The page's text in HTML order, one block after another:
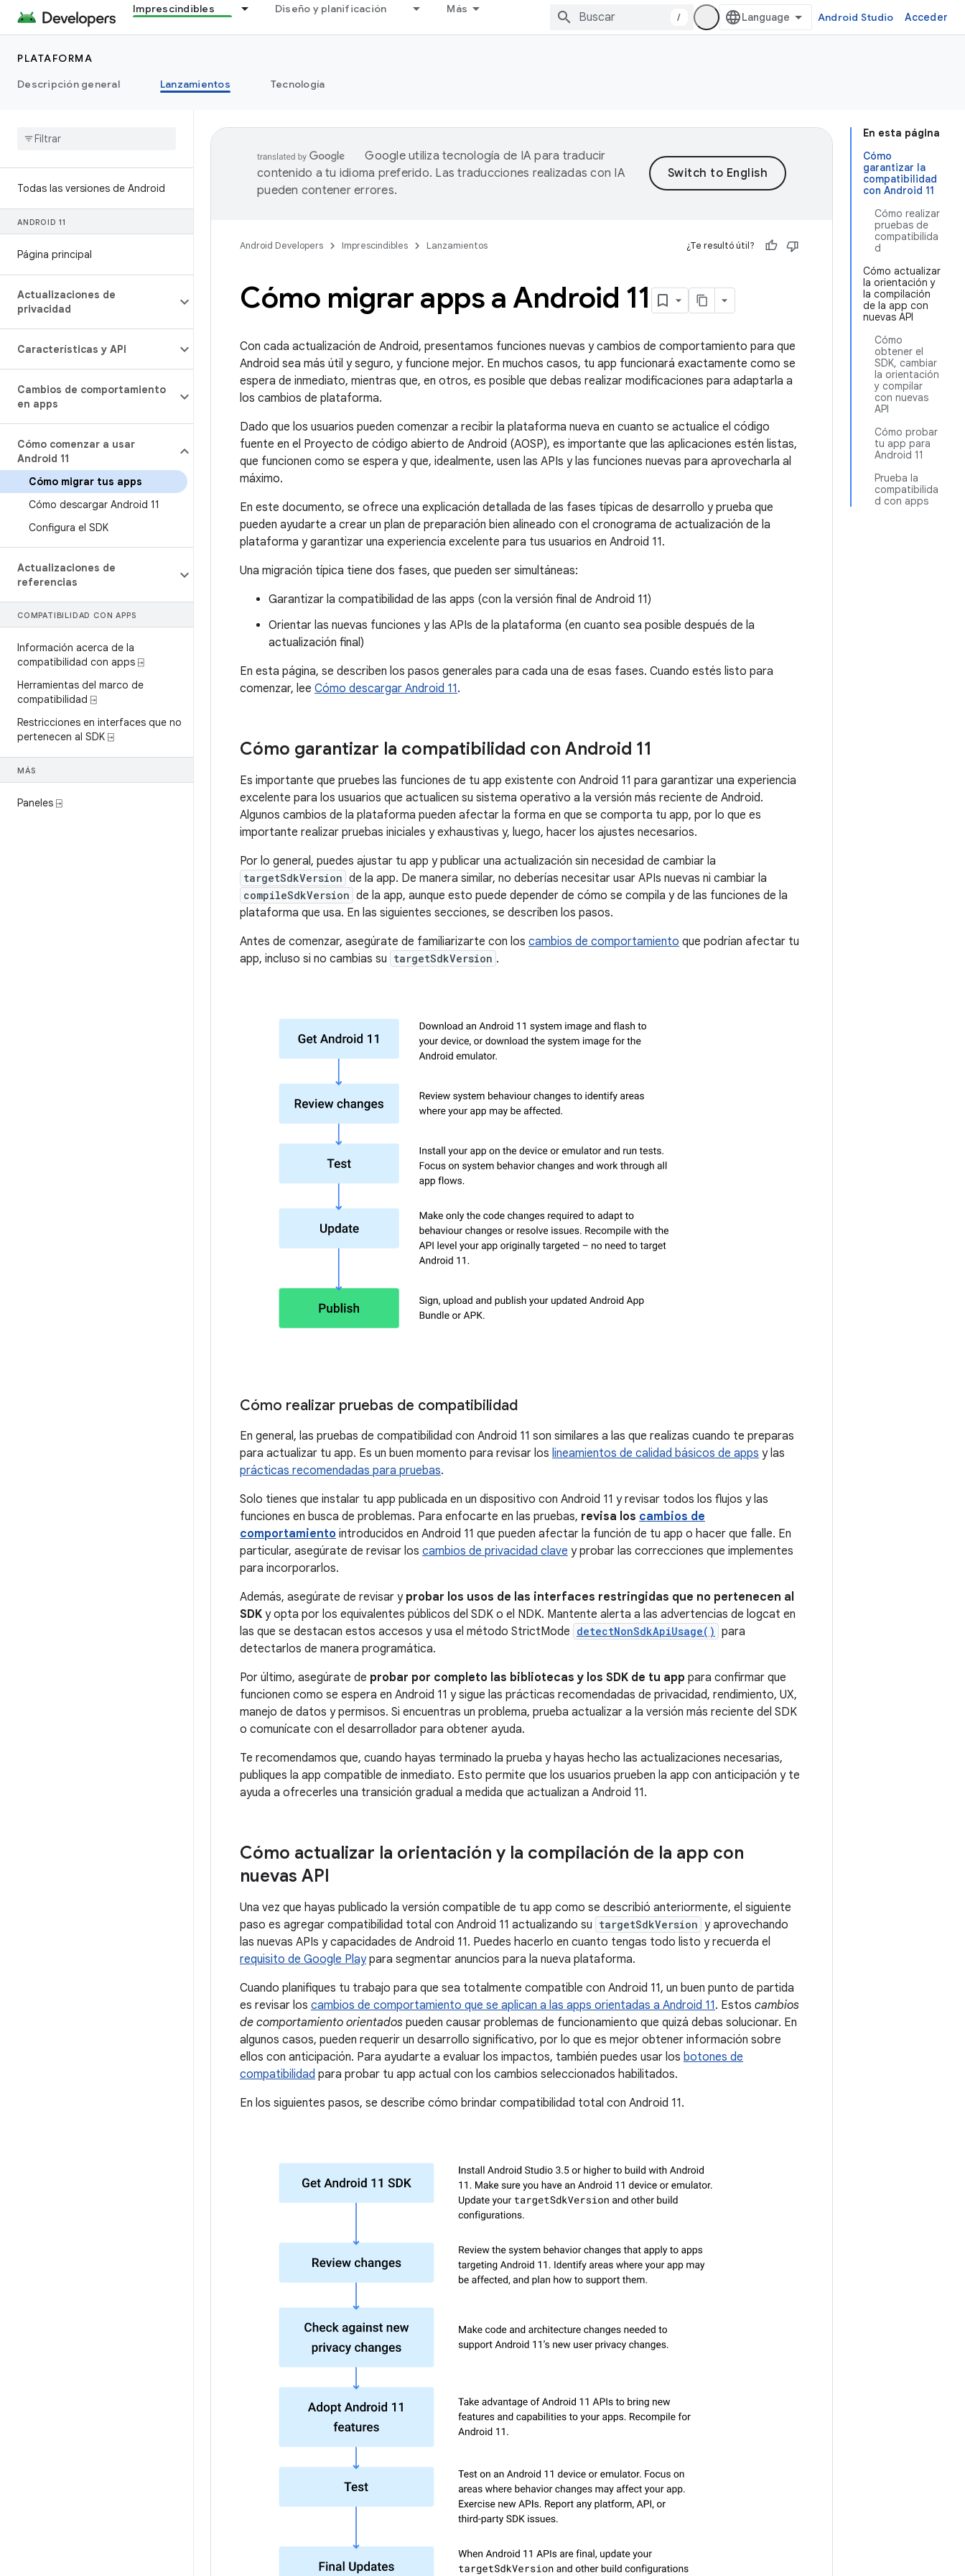
Imprescindibles Diseño y planificación Más
/ Android Studio Acceder
PLATAFORMA
Descripción general
Lanzamientos Tecnología
Todas las versiones de Android
ANDROID 11
Página principal
Actualizaciones de
privacidad
Características y API
Cambios de comportamiento
en apps
Cómo comenzar a usar
Android 11
Cómo migrar tus apps
Cómo descargar Android 11
Configura el SDK
Actualizaciones de
referencias
COMPATIBILIDAD CON APPS
Información acerca de la
compatibilidad con apps ⍈
Herramientas del marco de
compatibilidad ⍈
Restricciones en interfaces que no
pertenecen al SDK ⍈
MÁS
Paneles ⍈
En esta página
Cómo
garantizar la
compatibilidad
con Android 11
Cómo realizar
pruebas de
compatibilida
d
Cómo actualizar
la orientación y
la compilación
de la app con
nuevas API
Cómo
obtener el
SDK, cambiar
la orientación
y compilar
con nuevas
API
Cómo probar
tu app para
Android 11
Prueba la
compatibilida
d con apps
Google utiliza tecnología de IA para traducir
contenido a tu idioma preferido. Las traducciones realizadas con IA
pueden contener errores.
Android Developers Imprescindibles Lanzamientos ¿Te resultó útil?
Cómo migrar apps a Android 11
Con cada actualización de Android, presentamos funciones nuevas y cambios de comportamiento para que
Android sea más útil y seguro, y funcione mejor. En muchos casos, tu app funcionará exactamente como se
espera de inmediato, mientras que, en otros, es posible que debas realizar modificaciones para adaptarla a
los cambios de plataforma.
Dado que los usuarios pueden comenzar a recibir la plataforma nueva en cuanto se actualice el código
fuente en el Proyecto de código abierto de Android (AOSP), es importante que las aplicaciones estén listas,
que funcionen como se espera y que, idealmente, usen las APIs y las funciones nuevas para aprovecharla al
máximo.
En este documento, se ofrece una explicación detallada de las fases típicas de desarrollo y prueba que
pueden ayudarte a crear un plan de preparación bien alineado con el cronograma de actualización de la
plataforma y garantizar una experiencia excelente para tus usuarios en Android 11.
Una migración típica tiene dos fases, que pueden ser simultáneas:
Garantizar la compatibilidad de las apps (con la versión final de Android 11)
Orientar las nuevas funciones y las APIs de la plataforma (en cuanto sea posible después de la
actualización final)
En esta página, se describen los pasos generales para cada una de esas fases. Cuando estés listo para
comenzar, lee Cómo descargar Android 11.
Cómo garantizar la compatibilidad con Android 11
Es importante que pruebes las funciones de tu app existente con Android 11 para garantizar una experiencia
excelente para los usuarios que actualicen su sistema operativo a la versión más reciente de Android.
Algunos cambios de la plataforma pueden afectar la forma en que se comporta tu app, por lo que es
importante realizar pruebas iniciales y exhaustivas y, luego, hacer los ajustes necesarios.
Por lo general, puedes ajustar tu app y publicar una actualización sin necesidad de cambiar la
targetSdkVersion de la app. De manera similar, no deberías necesitar usar APIs nuevas ni cambiar la
compileSdkVersion de la app, aunque esto puede depender de cómo se compila y de las funciones de la
plataforma que usa. En las siguientes secciones, se describen los pasos.
Antes de comenzar, asegúrate de familiarizarte con los cambios de comportamiento que podrían afectar tu
app, incluso si no cambias su targetSdkVersion .
Cómo realizar pruebas de compatibilidad
En general, las pruebas de compatibilidad con Android 11 son similares a las que realizas cuando te preparas
para actualizar tu app. Es un buen momento para revisar los lineamientos de calidad básicos de apps y las
prácticas recomendadas para pruebas.
Solo tienes que instalar tu app publicada en un dispositivo con Android 11 y revisar todos los flujos y las
funciones en busca de problemas. Para enfocarte en las pruebas, revisa los cambios de
comportamiento introducidos en Android 11 que pueden afectar la función de tu app o hacer que falle. En
particular, asegúrate de revisar los cambios de privacidad clave y probar las correcciones que implementes
para incorporarlos.
Además, asegúrate de revisar y probar los usos de las interfaces restringidas que no pertenecen al
SDK y opta por los equivalentes públicos del SDK o el NDK. Mantente alerta a las advertencias de logcat en
las que se destacan estos accesos y usa el método StrictMode detectNonSdkApiUsage() para
detectarlos de manera programática.
Por último, asegúrate de probar por completo las bibliotecas y los SDK de tu app para confirmar que
funcionen como se espera en Android 11 y sigue las prácticas recomendadas de privacidad, rendimiento, UX,
manejo de datos y permisos. Si encuentras un problema, prueba actualizar a la versión más reciente del SDK
o comunícate con el desarrollador para obtener ayuda.
Te recomendamos que, cuando hayas terminado la prueba y hayas hecho las actualizaciones necesarias,
publiques la app compatible de inmediato. Esto permite que los usuarios prueben la app con anticipación y te
ayuda a ofrecerles una transición gradual a medida que actualizan a Android 11.
Cómo actualizar la orientación y la compilación de la app con
nuevas API
Una vez que hayas publicado la versión compatible de tu app como se describió anteriormente, el siguiente
paso es agregar compatibilidad total con Android 11 actualizando su targetSdkVersion y aprovechando
las nuevas APIs y capacidades de Android 11. Puedes hacerlo en cuanto tengas todo listo y recuerda el
requisito de Google Playpara segmentar anuncios para la nueva plataforma.
Cuando planifiques tu trabajo para que sea totalmente compatible con Android 11, un buen punto de partida
es revisar los cambios de comportamiento que se aplican a las apps orientadas a Android 11. Estos cambios
de comportamiento orientados pueden causar problemas de funcionamiento que quizá debas solucionar. En
algunos casos, pueden requerir un desarrollo significativo, por lo que es mejor obtener información sobre
ellos con anticipación. Para ayudarte a evaluar los impactos, también puedes usar los botones de
compatibilidad para probar tu app actual con los cambios seleccionados habilitados.
En los siguientes pasos, se describe cómo brindar compatibilidad total con Android 11.